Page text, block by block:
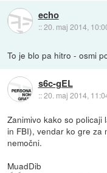
echo
::20. maj 2014,
To je blo pa hitro - osmi
s6c-gEL
::20. maj 2014,
Zanimivo kako so policaji
in FBI), vendar ko gre za
nemočni.
MuadDib